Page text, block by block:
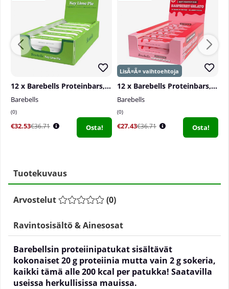
12 x Barebells Proteinbars, 55 g
Barebells
0
€32.53€36.71 Osta!
12 x Barebells Proteinbars, 55 g
Barebells
0
€27.43€36.71 Osta!
Tuotekuvaus
Arvostelut (0)
Ravintosisältö & Ainesosat
Barebellsin proteiinipatukat sisältävät
kokonaiset 20 g proteiinia mutta vain 2 g sokeria,
kaikki tämä alle 200 kcal per patukka! Saatavilla
useissa herkullisissa mauissa.